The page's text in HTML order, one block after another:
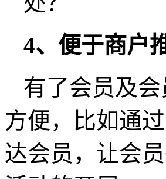
4、便于商户
有了会员及
方便，比如通
达会员，让会